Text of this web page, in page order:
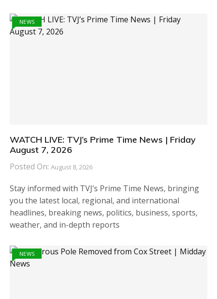
NEWS
WATCH LIVE: TVJ’s Prime Time News | Friday
August 7, 2026
Posted On: August 8, 2026
Stay informed with TVJ’s Prime Time News, bringing
you the latest local, regional, and international
headlines, breaking news, politics, business, sports,
weather, and in-depth reports
NEWS